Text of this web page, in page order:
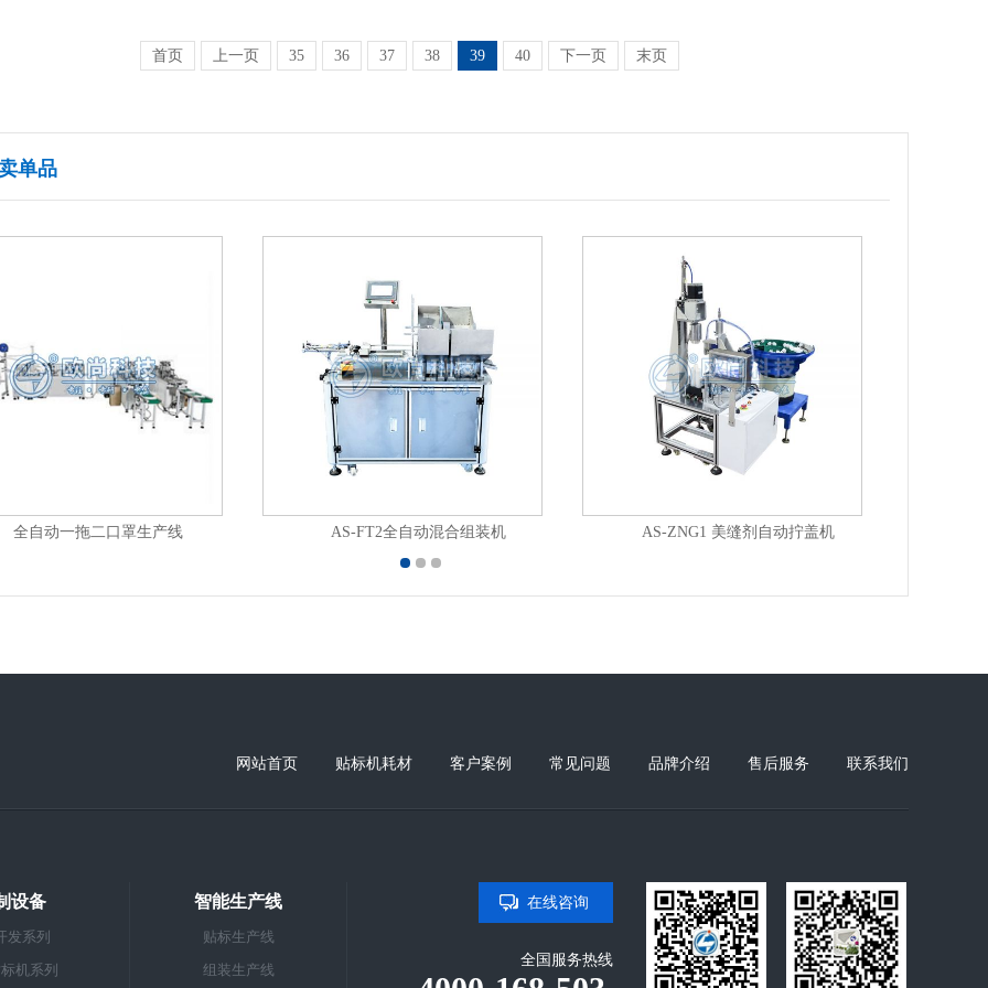
首页 上一页 35 36 37 38 39 40 下一页 末页
单品
全自动一拖二口罩生产线 AS-FT2全自动混合组装机 AS-ZNG1 美缝剂自动拧盖机
网站首页 贴标机耗材 客户案例 常见问题 品牌介绍 售后服务 联系我们
设备
发系列
机系列
智能生产线
贴标生产线
组装生产线
在线咨询
全国服务热线